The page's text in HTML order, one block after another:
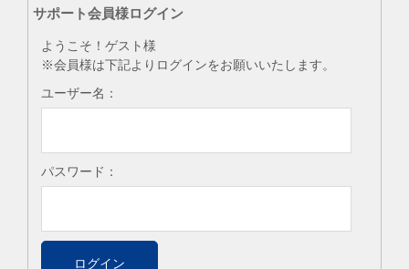
サポート会員様ログイン
ようこそ！ゲスト様
※会員様は下記よりログインをお願いいたします。
ユーザー名：
パスワード：